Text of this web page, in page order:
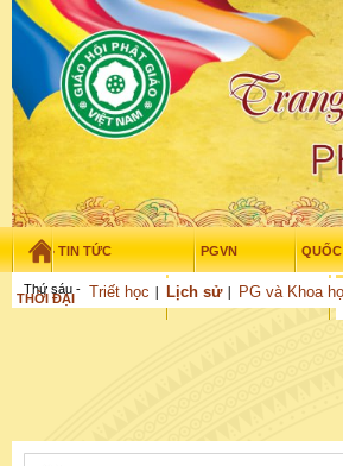
TIN TỨC PGVN
THỜI ĐẠI TUỔI TRẺ
Triết học Lịch sử PG và Khoa
Thứ sáu - 7/08/2026 – 12:14:19